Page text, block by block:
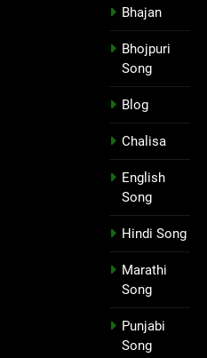
Bhajan
Bhojpuri
Song
Blog
Chalisa
English
Song
Hindi Song
Marathi
Song
Punjabi
Song